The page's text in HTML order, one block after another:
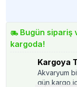
Bugün sipariş
kargoda!
Kargoya
Akvaryum
gün kargo